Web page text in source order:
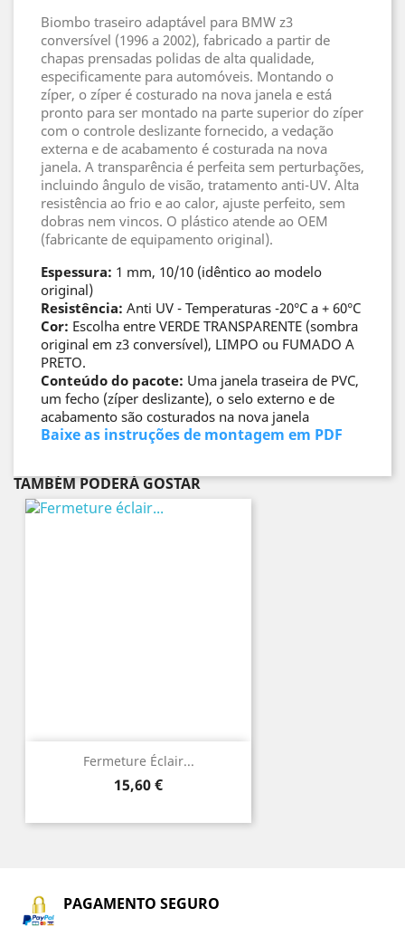
Biombo traseiro adaptável para BMW z3
conversível (1996 a 2002), fabricado a partir de
chapas prensadas polidas de alta qualidade,
especificamente para automóveis. Montando o
zíper, o zíper é costurado na nova janela e está
pronto para ser montado na parte superior do zíper
com o controle deslizante fornecido, a vedação
externa e de acabamento é costurada na nova
janela. A transparência é perfeita sem perturbações,
incluindo ângulo de visão, tratamento anti-UV. Alta
resistência ao frio e ao calor, ajuste perfeito, sem
dobras nem vincos. O plástico atende ao OEM
(fabricante de equipamento original).
Espessura: 1 mm, 10/10 (idêntico ao modelo
original)
Resistência: Anti UV - Temperaturas -20°C a + 60°C
Cor: Escolha entre VERDE TRANSPARENTE (sombra
original em z3 conversível), LIMPO ou FUMADO A
PRETO.
Conteúdo do pacote: Uma janela traseira de PVC,
um fecho (zíper deslizante), o selo externo e de
acabamento são costurados na nova janela
Baixe as instruções de montagem em PDF
TAMBÉM PODERÁ GOSTAR
Fermeture Éclair...
Preço
15,60 €
PAGAMENTO SEGURO